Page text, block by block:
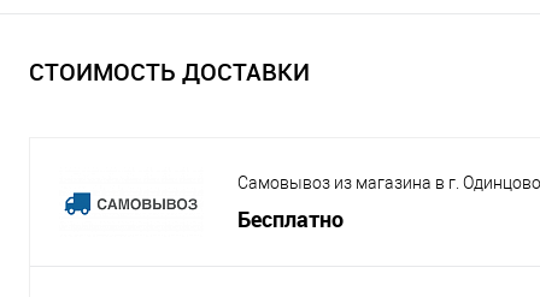
СТОИМОСТЬ ДОСТАВКИ
Самовывоз из магазина в г. Одинцово
Бесплатно